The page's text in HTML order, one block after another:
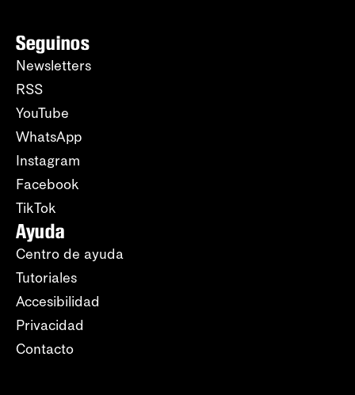
Seguinos
Newsletters
RSS
YouTube
WhatsApp
Instagram
Facebook
TikTok
Ayuda
Centro de ayuda
Tutoriales
Accesibilidad
Privacidad
Contacto